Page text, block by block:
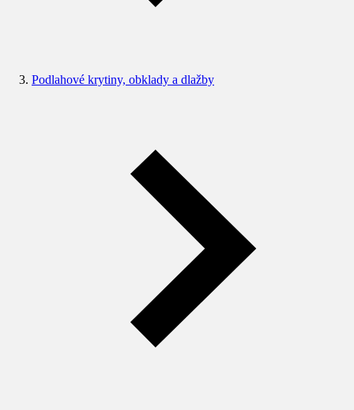
Podlahové krytiny, obklady a dlažby